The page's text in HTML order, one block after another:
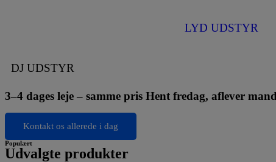
DJ UDSTYR
LYD UDSTYR
3–4 dages leje – samme pris Hent fredag, aflever
Kontakt os allerede i dag
Populært
Udvalgte produkter